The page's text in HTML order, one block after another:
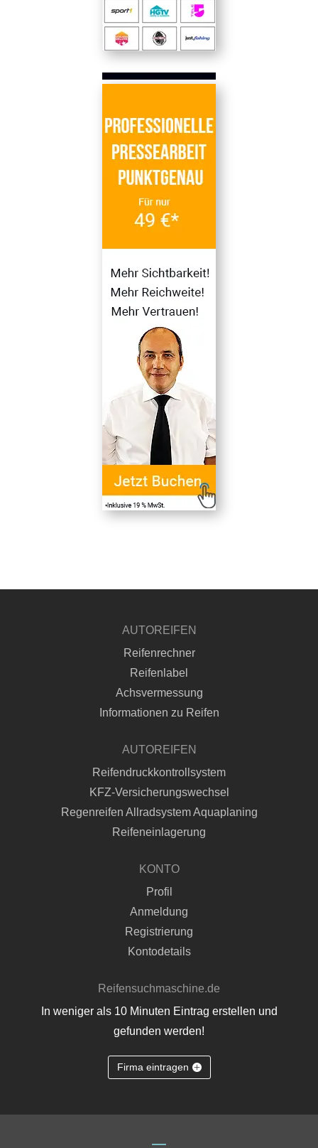
AUTOREIFEN
Reifenrechner
Reifenlabel
Achsvermessung
Informationen zu Reifen
AUTOREIFEN
Reifendruckkontrollsystem
KFZ-Versicherungswechsel
Regenreifen Allradsystem Aquaplaning
Reifeneinlagerung
KONTO
Profil
Anmeldung
Registrierung
Kontodetails
Reifensuchmaschine.de
In weniger als 10 Minuten Eintrag erstellen und
gefunden werden!
Firma eintragen